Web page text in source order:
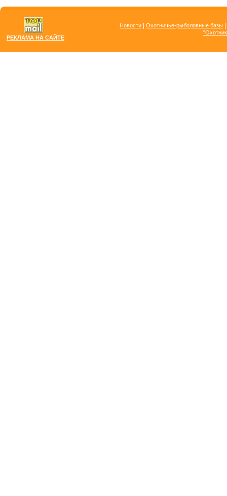
РЕКЛАМА НА САЙТЕ
Новости Охотничье-рыболовные базы